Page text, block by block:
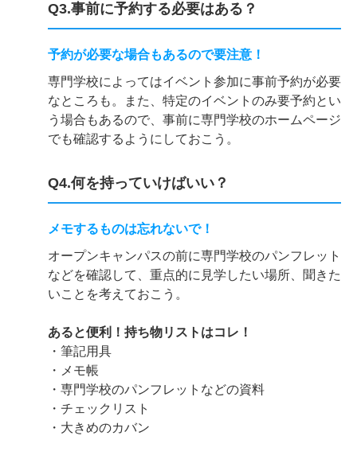
Q3.事前に予約する必要はある？
予約が必要な場合もあるので要注意！
専門学校によってはイベント参加に事前予約が必要
なところも。また、特定のイベントのみ要予約とい
う場合もあるので、事前に専門学校のホームページ
でも確認するようにしておこう。
Q4.何を持っていけばいい？
メモするものは忘れないで！
オープンキャンパスの前に専門学校のパンフレット
などを確認して、重点的に見学したい場所、聞きた
いことを考えておこう。
あると便利！持ち物リストはコレ！
・筆記用具
・メモ帳
・専門学校のパンフレットなどの資料
・チェックリスト
・大きめのカバン